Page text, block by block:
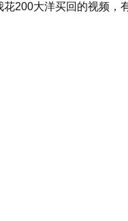
200大洋买回的视频，